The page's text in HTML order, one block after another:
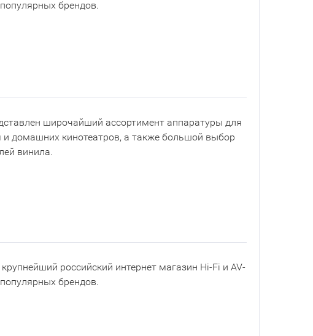
брендов.
широчайший ассортимент аппаратуры для
и домашних кинотеатров, а также большой выбор
винила.
крупнейший российский интернет магазин Hi-Fi и AV-
брендов.